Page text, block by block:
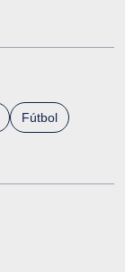
Fútbol